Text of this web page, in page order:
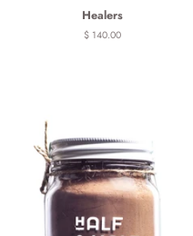
Healers
Precio
$ 140.00